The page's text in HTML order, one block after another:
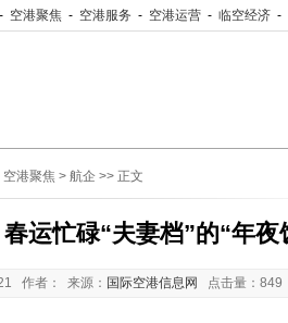
- 空港聚焦 - 空港服务 - 空港运营 - 临空经济 -
空港聚焦 > 航企 >> 正文
运忙碌“夫妻档”的“年夜
作者： 来源： 国际空港信息网 点击量：